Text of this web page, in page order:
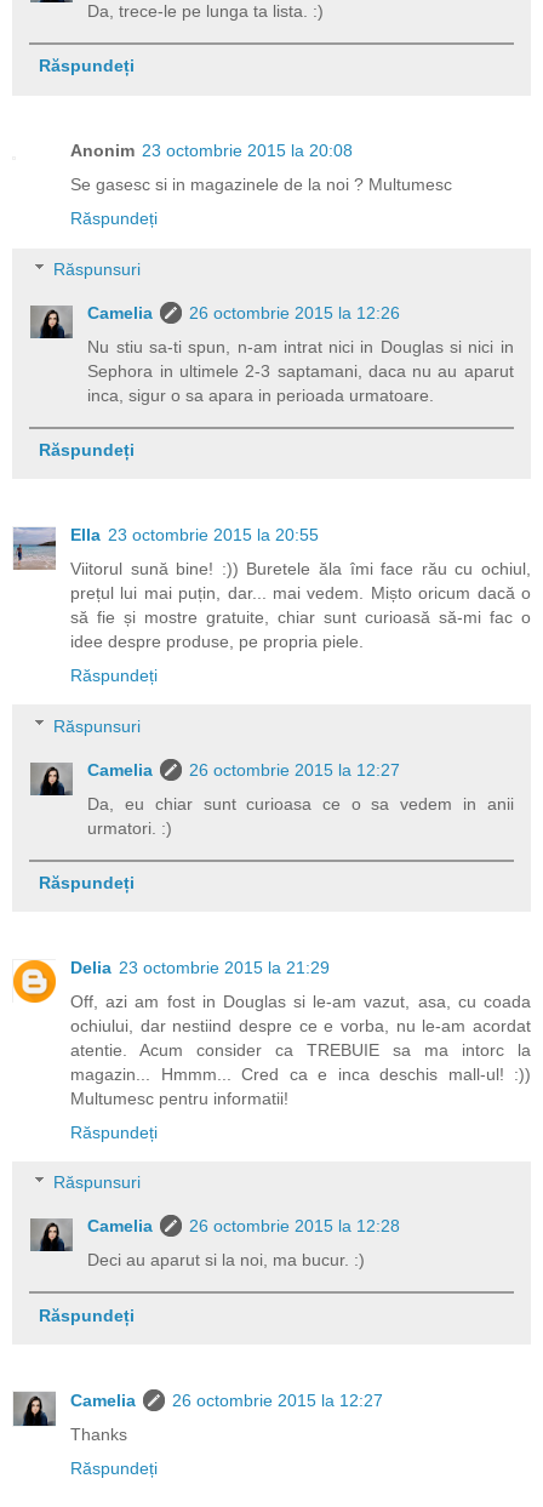
Da, trece-le pe lunga ta lista. :)
Răspundeți
Anonim 23 octombrie 2015 la 20:08
Se gasesc si in magazinele de la noi ? Multumesc
Răspundeți
Răspunsuri
Camelia
26 octombrie 2015 la 12:26
Nu stiu sa-ti spun, n-am intrat nici in Douglas si nici in
Sephora in ultimele 2-3 saptamani, daca nu au aparut
inca, sigur o sa apara in perioada urmatoare.
Răspundeți
Ella 23 octombrie 2015 la 20:55
Viitorul sună bine! :)) Buretele ăla îmi face rău cu ochiul,
prețul lui mai puțin, dar... mai vedem. Mișto oricum dacă o
să fie și mostre gratuite, chiar sunt curioasă să-mi fac o
idee despre produse, pe propria piele.
Răspundeți
Răspunsuri
Camelia
26 octombrie 2015 la 12:27
Da, eu chiar sunt curioasa ce o sa vedem in anii
urmatori. :)
Răspundeți
Delia 23 octombrie 2015 la 21:29
Off, azi am fost in Douglas si le-am vazut, asa, cu coada
ochiului, dar nestiind despre ce e vorba, nu le-am acordat
atentie. Acum consider ca TREBUIE sa ma intorc la
magazin... Hmmm... Cred ca e inca deschis mall-ul! :))
Multumesc pentru informatii!
Răspundeți
Răspunsuri
Camelia
26 octombrie 2015 la 12:28
Deci au aparut si la noi, ma bucur. :)
Răspundeți
Camelia
26 octombrie 2015 la 12:27
Thanks
Răspundeți